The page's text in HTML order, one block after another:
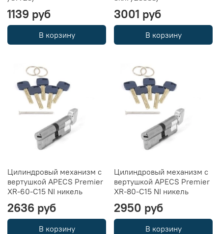
1139 руб
В корзину
3001 руб
В корзину
Цилиндровый механизм с
вертушкой APECS Premier
XR-60-C15 NI никель
2636 руб
В корзину
Цилиндровый механизм с
вертушкой APECS Premier
XR-80-C15 NI никель
2950 руб
В корзину